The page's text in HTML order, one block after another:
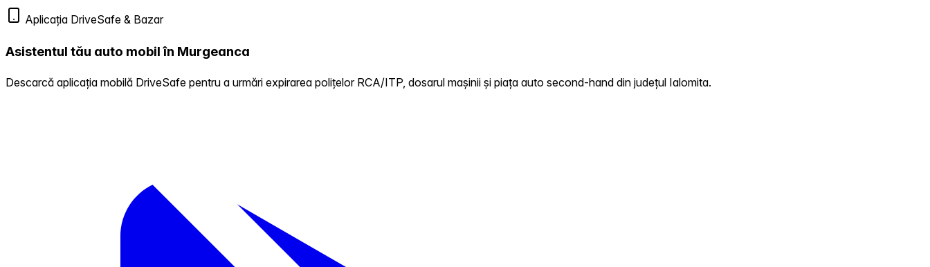
Aplicația DriveSafe & Bazar
Asistentul tău auto mobil în Murgeanca
Descarcă aplicația mobilă DriveSafe pentru a urmări expirarea polițelor RCA/ITP, dosarul mașinii și piața auto second-hand din județul Ialomita.